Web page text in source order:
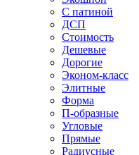
С патиной
ДСП
Стоимость
Дешевые
Дорогие
Эконом-класс
Элитные
Форма
П-образные
Угловые
Прямые
Радиусные